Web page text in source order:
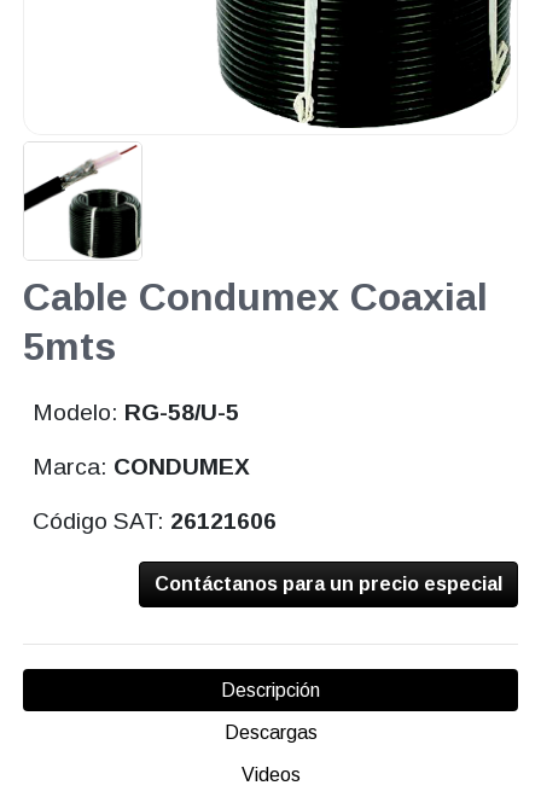
Cable Condumex Coaxial
5mts
Modelo: RG-58/U-5
Marca: CONDUMEX
Código SAT: 26121606
Contáctanos para un precio especial
Descripción
Descargas
Videos